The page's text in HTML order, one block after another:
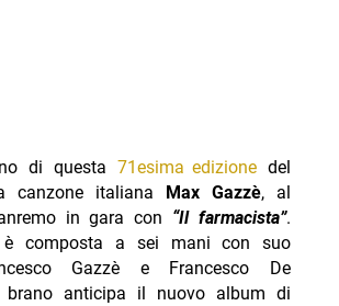
di questa71esima edizione del
canzone italiana Max Gazzè, al
in gara con “Il farmacista”.
è composta a sei mani con suo
Gazzè e Francesco De
brano anticipa il nuovo album di